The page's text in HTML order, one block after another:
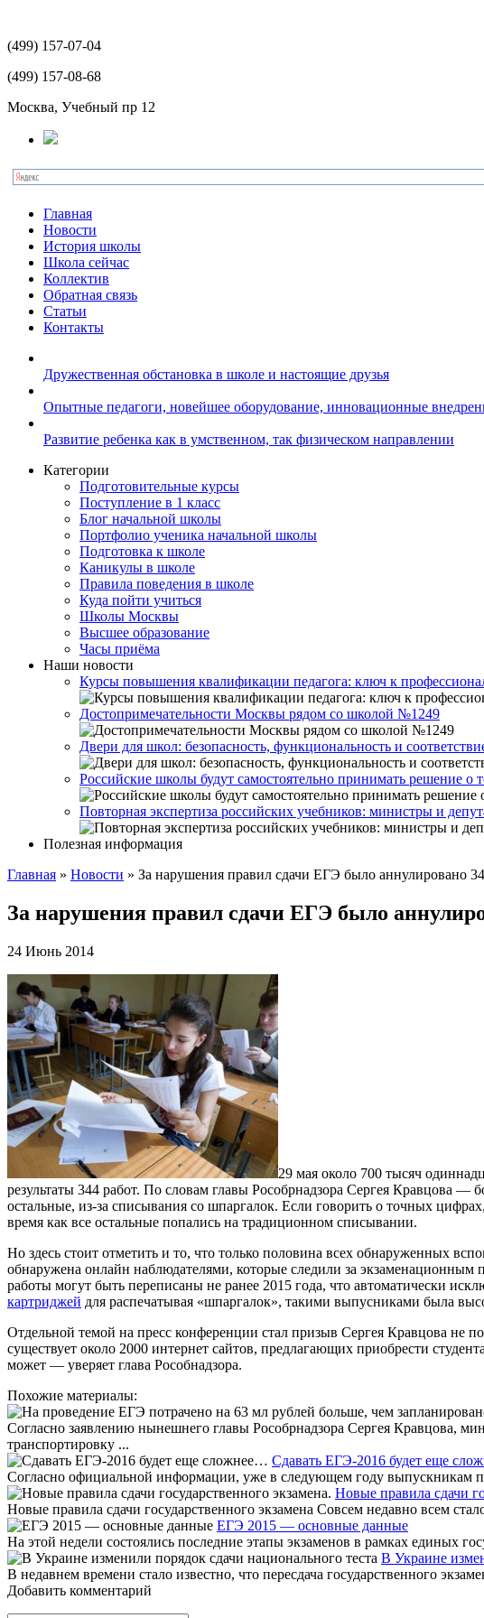
(499) 157-07-04
(499) 157-08-68
Москва, Учебный пр 12
Главная
Новости
История школы
Школа сейчас
Коллектив
Обратная связь
Статьи
Контакты
Дружественная обстановка в школе и настоящие друзья
Опытные педагоги, новейшее оборудование, инновационные
Развитие ребенка как в умственном, так физическом направлении
Категории
Подготовительные курсы
Поступление в 1 класс
Блог начальной школы
Портфолио ученика начальной школы
Подготовка к школе
Каникулы в школе
Правила поведения в школе
Куда пойти учиться
Школы Москвы
Высшее образование
Часы приёма
Наши новости
Курсы повышения квалификации педагога: ключ к
Достопримечательности Москвы рядом со школой №1249
Двери для школ: безопасность, функциональность и
Российские школы будут самостоятельно принимать решение о
Повторная экспертиза российских учебников: министры и
Полезная информация
Главная » Новости » За нарушения правил сдачи ЕГЭ было аннулировано
За нарушения правил сдачи ЕГЭ было
24 Июнь 2014
29 мая около 700 тысяч
результаты 344 работ. По словам главы Рособрнадзора Сергея Кравцова —
остальные, из-за списывания со шпаргалок. Если говорить о точных
время как все остальные попались на традиционном списывании.
Но здесь стоит отметить и то, что только половина всех обнаруженных
обнаружена онлайн наблюдателями, которые следили за
работы могут быть переписаны не ранее 2015 года, что автоматически
картриджей для распечатывая «шпаргалок», такими выпусниками была
Отдельной темой на пресс конференции стал призыв Сергея Кравцова не
существует около 2000 интернет сайтов, предлагающих приобрести
может — уверяет глава Рособнадзора.
Похожие материалы:
Согласно заявлению нынешнего главы Рособрнадзора Сергея Кравцова,
транспортировку ...
Сдавать ЕГЭ-2016 будет еще
Согласно официальной информации, уже в следующем году выпускникам
Новые правила сдачи
Новые правила сдачи государственного экзамена Совсем недавно всем
ЕГЭ 2015 — основные данные
На этой недели состоялись последние этапы экзаменов в рамках единых
В Украине
В недавнем времени стало известно, что пересдача государственного
Добавить комментарий